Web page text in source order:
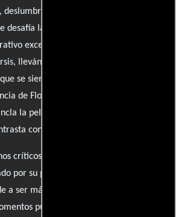
al espectador con un
las convenciones del género.
excepcional, Aster transforma el
llevándonos a un cuento de miedo
se siente tan surrealista como
de Florence Pugh es fundamental;
la película en un realismo
con la locura del entorno.
críticos sugieren que Aster a veces
por su propia visión, presentando
a ser más estilizado que profundo.
pueden parecer predecibles,